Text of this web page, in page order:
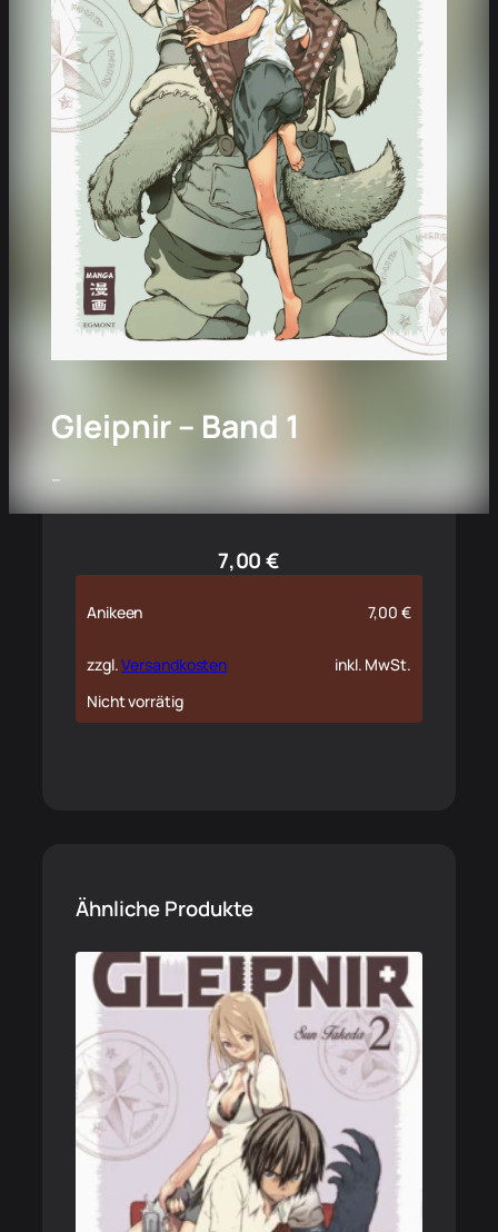
Gleipnir – Band 1
–
7,00€
Anikeen 7,00€
zzgl.Versandkosten
inkl. MwSt.
Nicht vorrätig
Ähnliche Produkte